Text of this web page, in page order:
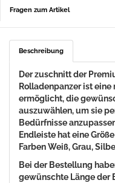
Fragen zum Artikel
Beschreibung
Der zuschnitt der
Rolladenpanzer ist
ermöglicht, die
auszuwählen, um sie
Bedürfnisse
Endleiste hat eine
Farben Weiß, Grau,
Bei der Bestellung
gewünschte Länge der